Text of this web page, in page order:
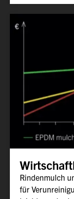
Rindenmulch
für